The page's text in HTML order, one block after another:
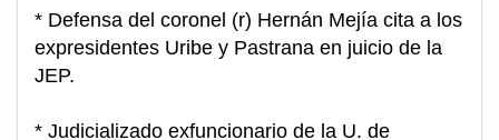
* Defensa del coronel (r) Hernán Mejía cita a los
expresidentes Uribe y Pastrana en juicio de la
JEP.
* Judicializado exfuncionario de la U. de